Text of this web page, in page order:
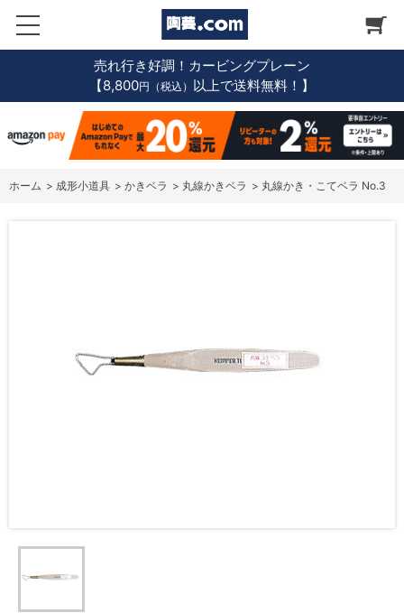
売れ行き好調！カービングプレーン
【8,800円（税込） 以上で送料無料！】
ホーム > 成形小道具 > かきベラ > 丸線かきベラ > 丸線かき・こてベラ No.3